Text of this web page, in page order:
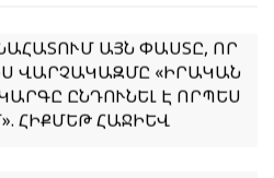
ՎԱՐՉԱԿԱԶՄԸ «ԻՐԱԿԱՆ
ԸՆԴՈՒՆԵԼ Է ՈՐՊԵՍ
ՀԻՔՄԵԹ ՀԱՋԻԵՎ